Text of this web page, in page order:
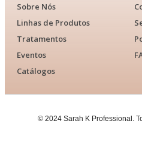
Sobre Nós
Linhas de Produtos
Tratamentos
Eventos
Catálogos
© 2024 Sarah K Professional.